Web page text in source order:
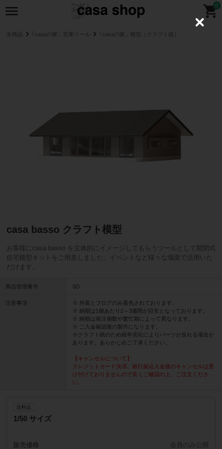
0
全商品 ｢casaの家」営業ツール ｢casaの家」模型（クラフト紙）
casa basso クラフト模型
お客様にcasa basso を立体的にイメージしてもらうツールとして開閉式
住宅模型キットをご用意しました。イベントなど様々な場面で活用いた
だけます。
商品管理番号 SD
注意事項
※ 外装とフロアのみ着色されております。
※ 納期は1個あたり2～3週間が目安となっております。
※ 納期は発注個数や繁忙期によって異なります。
※ ご入金確認後の製作になります。
※クラフト紙のため経年劣化によりパーツが反れる場合が
あります。あらかじめご了承ください。
【キャンセルについて】
クレジットカード決済、銀行振込入金後のキャンセルは受
け付けておりませんので良くご確認の上、ご注文くださ
い。
送料込
1/50 サイズ
販売価格 会員のみ公開
C